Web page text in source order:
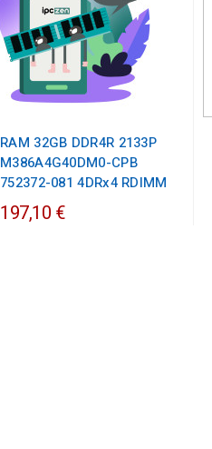
RAM 32GB DDR4R 2133P
M386A4G40DM0-CPB
752372-081 4DRx4 RDIMM
197,10 €